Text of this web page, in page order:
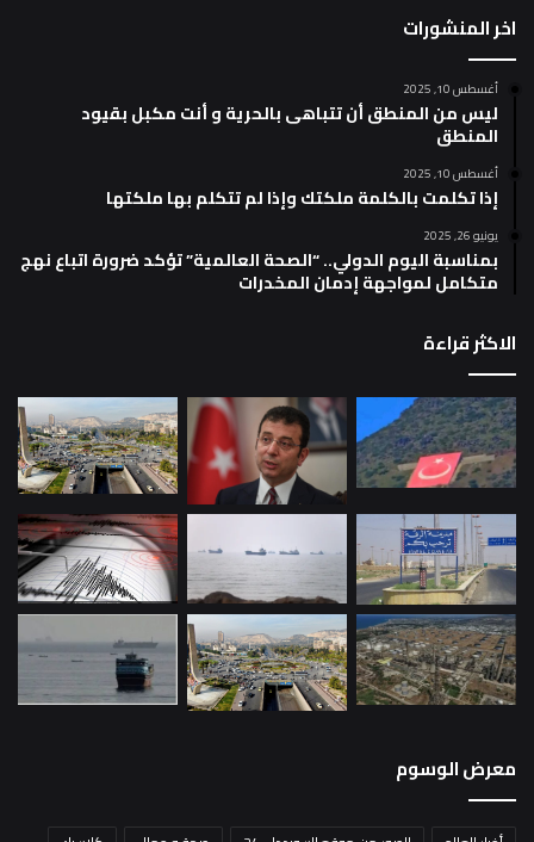
اخر المنشورات
أغسطس 10, 2025
ليس من المنطق أن تتباهى بالحرية و أنت مكبل بقيود
المنطق
أغسطس 10, 2025
إذا تكلمت بالكلمة ملكتك وإذا لم تتكلم بها ملكتها
يونيو 26, 2025
بمناسبة اليوم الدولي.. “الصحة العالمية” تؤكد ضرورة اتباع نهج
متكامل لمواجهة إدمان المخدرات
الاكثر قراءة
معرض الوسوم